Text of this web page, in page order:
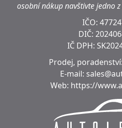
osobní nákup navštivte jedno
IČO:
DIČ:
IČ DPH:
Prodej, poradenství:
E-mail:
Web: https://